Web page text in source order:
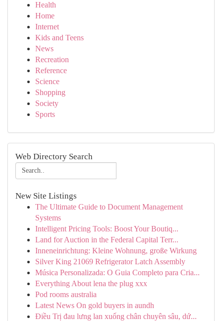
Health
Home
Internet
Kids and Teens
News
Recreation
Reference
Science
Shopping
Society
Sports
Web Directory Search
New Site Listings
The Ultimate Guide to Document Management
Systems
Intelligent Pricing Tools: Boost Your Boutiq...
Land for Auction in the Federal Capital Terr...
Inneneinrichtung: Kleine Wohnung, große Wirkung
Silver King 21069 Refrigerator Latch Assembly
Música Personalizada: O Guia Completo para Cria...
Everything About lena the plug xxx
Pod rooms australia
Latest News On gold buyers in aundh
Điều Trị đau lưng lan xuống chân chuyên sâu, dứ...